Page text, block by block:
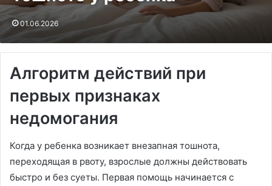
01.06.2026
Алгоритм действий при
первых признаках
недомогания
Когда у ребенка возникает внезапная тошнота,
переходящая в рвоту, взрослые должны действовать
быстро и без суеты. Первая помощь начинается с